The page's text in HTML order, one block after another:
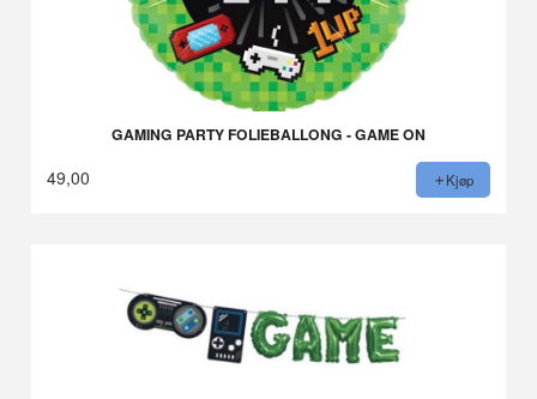
GAMING PARTY FOLIEBALLONG - GAME ON
49,00 Kjøp